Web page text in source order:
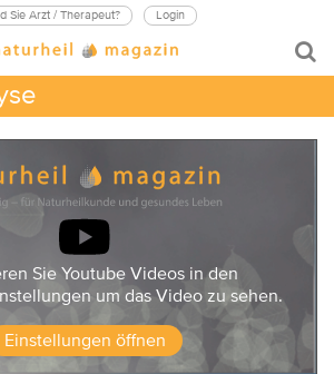
Sie Arzt / Therapeut? Login
Sie Youtube Videos in den
um das Video zu sehen.
Einstellungen öffnen